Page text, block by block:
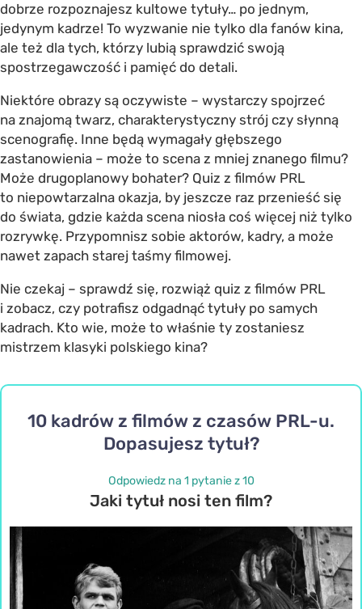
dobrze rozpoznajesz kultowe tytuły… po jednym,
jedynym kadrze! To wyzwanie nie tylko dla fanów kina,
ale też dla tych, którzy lubią sprawdzić swoją
spostrzegawczość i pamięć do detali.
Niektóre obrazy są oczywiste – wystarczy spojrzeć
na znajomą twarz, charakterystyczny strój czy słynną
scenografię. Inne będą wymagały głębszego
zastanowienia – może to scena z mniej znanego filmu?
Może drugoplanowy bohater? Quiz z filmów PRL
to niepowtarzalna okazja, by jeszcze raz przenieść się
do świata, gdzie każda scena niosła coś więcej niż tylko
rozrywkę. Przypomnisz sobie aktorów, kadry, a może
nawet zapach starej taśmy filmowej.
Nie czekaj – sprawdź się, rozwiąż quiz z filmów PRL
i zobacz, czy potrafisz odgadnąć tytuły po samych
kadrach. Kto wie, może to właśnie ty zostaniesz
mistrzem klasyki polskiego kina?
10 kadrów z filmów z czasów PRL-u.
Dopasujesz tytuł?
Odpowiedz na 1 pytanie z 10
Jaki tytuł nosi ten film?